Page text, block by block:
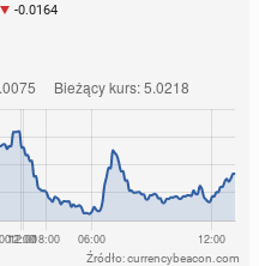
-0.0164
Źródło: currencybeacon.com